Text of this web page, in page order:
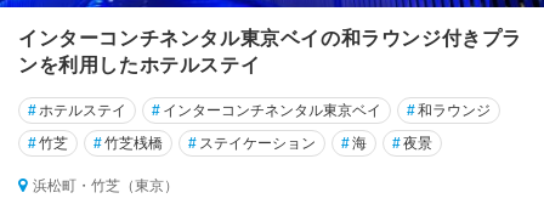
インターコンチネンタル東京ベイの和ラウンジ付きプラ
ンを利用したホテルステイ
#ホテルステイ # インターコンチネンタル東京ベイ #和ラウンジ
#竹芝 #竹芝桟橋 # ステイケーション #海 #夜景
浜松町・竹芝（東京）